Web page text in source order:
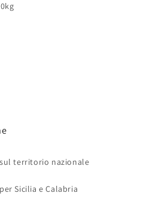
territorio nazionale
Sicilia e Calabria